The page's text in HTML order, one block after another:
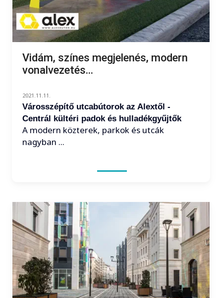
Vidám, színes megjelenés, modern
vonalvezetés...
2021.11.11.
Városszépítő utcabútorok az Alextől -
Centrál kültéri padok és hulladékgyűjtők
A modern közterek, parkok és utcák
nagyban ...